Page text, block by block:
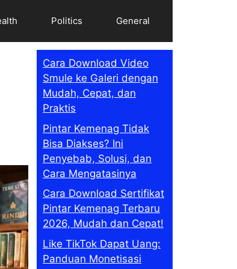
Politics General
Cara Download Video
Smule ke Galeri dengan
Mudah, Cepat, dan
Praktis
Pintar Kemenag Tidak
Bisa Diakses? Ini
Penyebab, Solusi, dan
Cara Mengatasinya
Cara Download Sertifikat
Pintar Kemenag Terbaru
2026, Mudah dan Cepat!
Like TikTok Dapat Uang:
Panduan Monetisasi